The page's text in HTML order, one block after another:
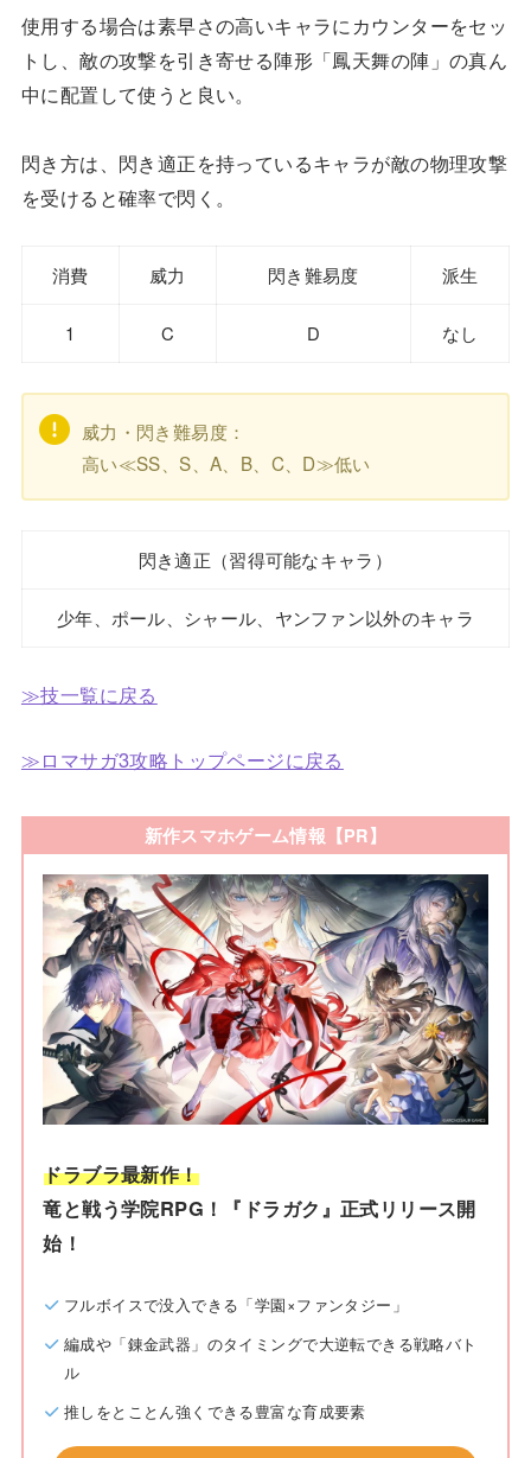
使用する場合は素早さの高いキャラにカウンターをセッ
トし、敵の攻撃を引き寄せる陣形「鳳天舞の陣」の真ん
中に配置して使うと良い。
閃き方は、閃き適正を持っているキャラが敵の物理攻撃
を受けると確率で閃く。
消費 威力 閃き難易度 派生
1 C D なし
威力・閃き難易度：
高い≪SS、S、A、B、C、D≫低い
閃き適正（習得可能なキャラ）
少年、ポール、シャール、ヤンファン以外のキャラ
≫技一覧に戻る
≫ロマサガ3攻略トップページに戻る
新作スマホゲーム情報【PR】
ドラブラ最新作！
竜と戦う学院RPG！『ドラガク』正式リリース開
始！
フルボイスで没入できる「学園×ファンタジー」
編成や「錬金武器」のタイミングで大逆転できる戦略バト
ル
推しをとことん強くできる豊富な育成要素